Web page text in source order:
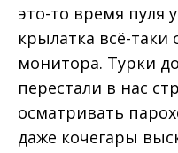
это-то время пуля
крылатка всё-таки
монитора. Турки
перестали в нас
осматривать
даже кочегары